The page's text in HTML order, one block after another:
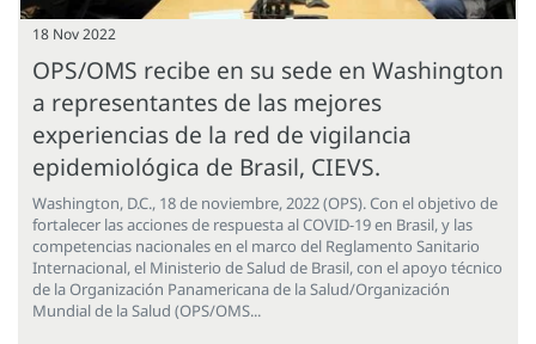
18 Nov 2022
OPS/OMS recibe en su sede en Washington
a representantes de las mejores
experiencias de la red de vigilancia
epidemiológica de Brasil, CIEVS.
Washington, D.C., 18 de noviembre, 2022 (OPS). Con el objetivo de
fortalecer las acciones de respuesta al COVID-19 en Brasil, y las
competencias nacionales en el marco del Reglamento Sanitario
Internacional, el Ministerio de Salud de Brasil, con el apoyo técnico
de la Organización Panamericana de la Salud/Organización
Mundial de la Salud (OPS/OMS...